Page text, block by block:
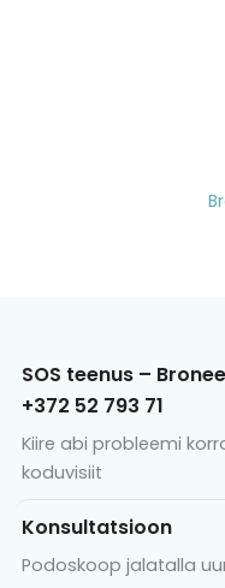
SOS teenus –
+372 52 793 71
Kiire abi probleemi
koduvisiit
Konsultatsioon
Podoskoop jalatalla